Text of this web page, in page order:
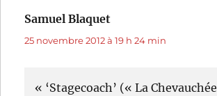
Samuel Blaquet
25 novembre 2012 à 19 h 24 min
« ‘Stagecoach’ (« La Chevauchée